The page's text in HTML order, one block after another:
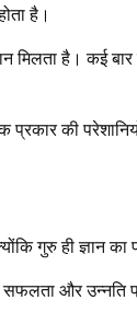
है।
है। कई
प्रकार की
गुरु ही ज्ञान
और उन्नति